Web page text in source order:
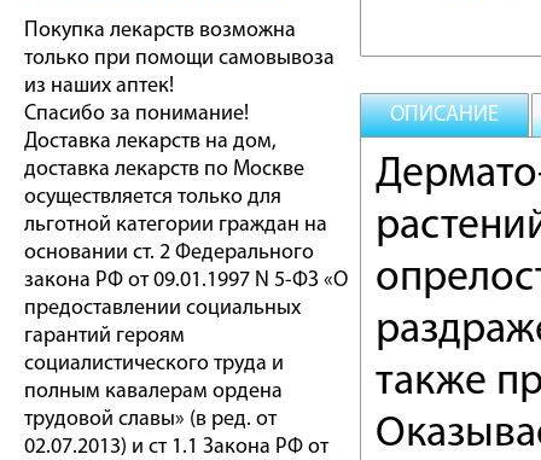
Покупка лекарств возможна
только при помощи самовывоза
из наших аптек!
Спасибо за понимание!
Доставка лекарств на дом,
доставка лекарств по Москве
осуществляется только для
льготной категории граждан на
основании ст. 2 Федерального
закона РФ от 09.01.1997 N 5-ФЗ «О
предоставлении социальных
гарантий героям
социалистического труда и
полным кавалерам ордена
трудовой славы» (в ред. от
02.07.2013) и ст 1.1 Закона РФ от
ОПИСАНИЕ
также